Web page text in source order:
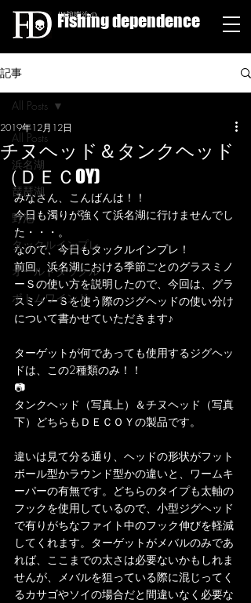
栁舘慶治の
Fishing dependence
記事
All Posts
浜名湖
琵琶湖
野池
タックルインプレ
オールドタックル
ボトムワインド
All Posts
チヌヘッド＆タンクヘッド
（ＤＥＣOY)
2019年12月12日
みなさん、こんばんは！！
今日も濁りが強くて浜名湖に行けませんでし
た・・・。
なので、今日もタックルインプレ！
前回、浜名湖における季節ごとのグラスミノ
ーＳの使い方を説明したので、今回は、グラ
スミノーＳを使う際のジグヘッドの使い分け
について書かせていただきます♪
ターゲットが何であっても使用するジグヘッ
ドは、この2種類のみ！！
📷
タンクヘッド（写真上）＆チヌヘッド（写真
下）どちらもＤＥＣＯＹの製品です。
違いは見て分る通り、ヘッドの形状がフット
ボール型かラウンド型かの違いと、ワームキ
ーパーの有無です。どちらのタイプも太軸の
フックを使用しているので、小型ジグヘッド
で有りがちなファイト中のフック伸びを軽減
してくれます。ターゲットがメバルのみであ
れば、ここまでの太さは必要ないかもしれま
せんが、メバルを狙っている際に混じってく
るカサゴやソイの場合だと間違いなく必要な